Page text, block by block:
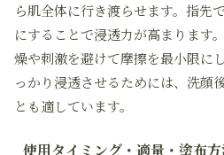
ら肌全体に行き渡らせます。指先
にすることで浸透力が高まります
燥や刺激を避けて摩擦を最小限に
っかり浸透させるためには、洗顔
とも適しています。
使用タイミング・適量・塗布